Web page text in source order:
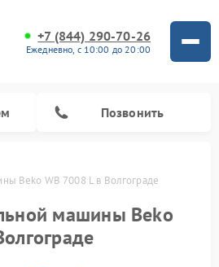
+7 (844) 290-70-26
Ежедневно, с 10:00 до 20:00
Позвонить
Beko WB 7008 L в Волгограде
машины Beko